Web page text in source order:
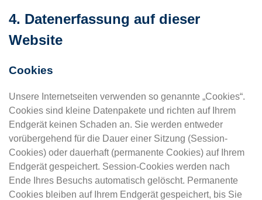
4. Datenerfassung auf dieser
Website
Cookies
Unsere Internetseiten verwenden so genannte „Cookies“.
Cookies sind kleine Datenpakete und richten auf Ihrem
Endgerät keinen Schaden an. Sie werden entweder
vorübergehend für die Dauer einer Sitzung (Session-
Cookies) oder dauerhaft (permanente Cookies) auf Ihrem
Endgerät gespeichert. Session-Cookies werden nach
Ende Ihres Besuchs automatisch gelöscht. Permanente
Cookies bleiben auf Ihrem Endgerät gespeichert, bis Sie